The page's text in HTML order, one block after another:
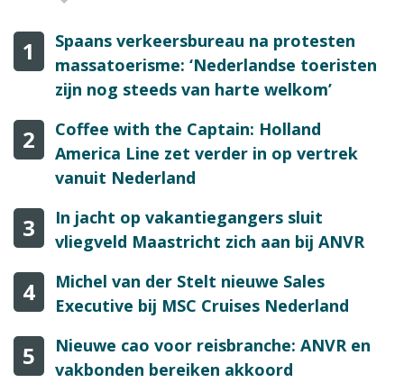
1
Spaans verkeersbureau na protesten
massatoerisme: ‘Nederlandse toeristen
zijn nog steeds van harte welkom’
2
Coffee with the Captain: Holland
America Line zet verder in op vertrek
vanuit Nederland
3
In jacht op vakantiegangers sluit
vliegveld Maastricht zich aan bij ANVR
4
Michel van der Stelt nieuwe Sales
Executive bij MSC Cruises Nederland
5
Nieuwe cao voor reisbranche: ANVR en
vakbonden bereiken akkoord